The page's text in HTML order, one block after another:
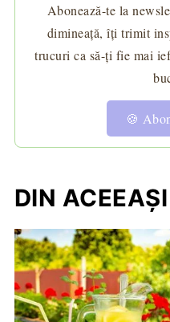
Abonează-te la
dimineață, îți trimit
trucuri ca să-ți fie mai
🍪
DIN